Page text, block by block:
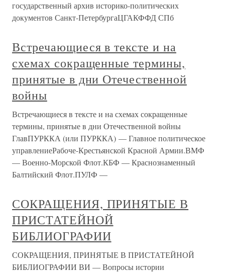
государственный архив историко-политических
документов Санкт-ПетербургаЦГАКФФД СПб
Встречающиеся в тексте и на
схемах сокращенные термины,
принятые в дни Отечественной
войны
Встречающиеся в тексте и на схемах сокращенные
термины, принятые в дни Отечественной войны
ГлавПУРККА (или ПУРККА) — Главное политическое
управлениеРабоче-Крестьянской Красной Армии.ВМФ
— Военно-Морской Флот.КБФ — Краснознаменный
Балтийский Флот.ПУЛФ —
СОКРАЩЕНИЯ, ПРИНЯТЫЕ В
ПРИСТАТЕЙНОЙ
БИБЛИОГРАФИИ
СОКРАЩЕНИЯ, ПРИНЯТЫЕ В ПРИСТАТЕЙНОЙ
БИБЛИОГРАФИИ ВИ — Вопросы истории